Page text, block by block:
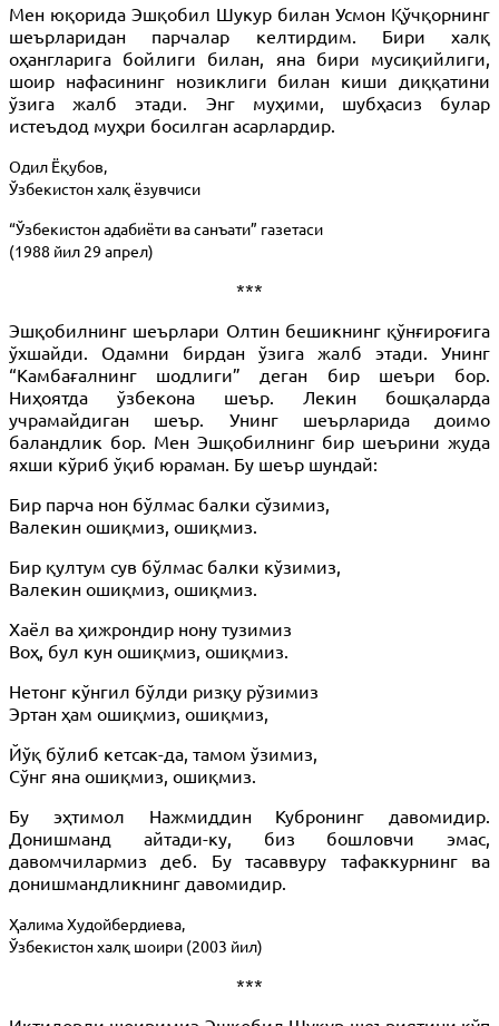
Мен юқорида Эшқобил Шукур билан Усмон Қўчқорнинг
шеърларидан парчалар келтирдим. Бири халқ
оҳангларига бойлиги билан, яна бири мусиқийлиги,
шоир нафасининг нозиклиги билан киши диққатини
ўзига жалб этади. Энг муҳими, шубҳасиз булар
истеъдод муҳри босилган асарлардир.
Одил Ёқубов,
Ўзбекистон халқ ёзувчиси
“Ўзбекистон адабиёти ва санъати” газетаси
(1988 йил 29 апрел)
***
Эшқобилнинг шеърлари Олтин бешикнинг қўнғироғига
ўхшайди. Одамни бирдан ўзига жалб этади. Унинг
“Камбағалнинг шодлиги” деган бир шеъри бор.
Ниҳоятда ўзбекона шеър. Лекин бошқаларда
учрамайдиган шеър. Унинг шеърларида доимо
баландлик бор. Мен Эшқобилнинг бир шеърини жуда
яхши кўриб ўқиб юраман. Бу шеър шундай:
Бир парча нон бўлмас балки сўзимиз,
Валекин ошиқмиз, ошиқмиз.
Бир қултум сув бўлмас балки кўзимиз,
Валекин ошиқмиз, ошиқмиз.
Хаёл ва ҳижрондир нону тузимиз
Воҳ, бул кун ошиқмиз, ошиқмиз.
Нетонг кўнгил бўлди ризқу рўзимиз
Эртан ҳам ошиқмиз, ошиқмиз,
Йўқ бўлиб кетсак-да, тамом ўзимиз,
Сўнг яна ошиқмиз, ошиқмиз.
Бу эҳтимол Нажмиддин Кубронинг давомидир.
Донишманд айтади-ку, биз бошловчи эмас,
давомчилармиз деб. Бу тасаввуру тафаккурнинг ва
донишмандликнинг давомидир.
Ҳалима Худойбердиева,
Ўзбекистон халқ шоири (2003 йил)
***